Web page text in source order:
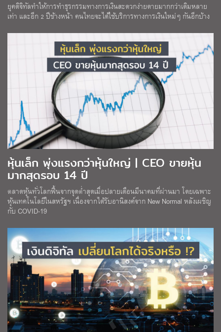
ยุคดิจิทัลทำให้การทำธุรกรรมทางการเงินสะดวกง่ายดายมากกว่าเดิมหลาย
เท่า และอีก 2 ปีข้างหน้า คนไทยจะได้ใช้บริการทางการเงินใหม่ๆ กันอีกบ้าง
หุ้นเล็ก พุ่งแรงกว่าหุ้นใหญ่ | CEO ขายหุ้น
มากสุดรอบ 14 ปี
ตลาดหุ้นทั่วโลกฟื้นจากจุดต่ำสุดเมื่อปลายเดือนมีนาคมที่ผ่านมา โดยเฉพาะ
หุ้นเทคโนโลยีในสหรัฐฯ เนื่องจากได้รับอานิสงค์จาก New Normal หลังเผชิญ
กับ COVID-19